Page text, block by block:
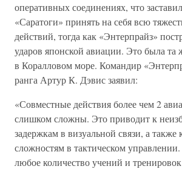
оперативных соединениях, что
«Саратоги» принять на себя всю
действий, тогда как «Энтерпрайз»
ударов японской авиации. Это была та
в Коралловом море. Командир
ранга Артур К. Дэвис заявил:
«Совместные действия более чем 2
слишком сложны. Это приводит к
задержкам в визуальной связи, а также
сложностям в тактическом
любое количество учений и